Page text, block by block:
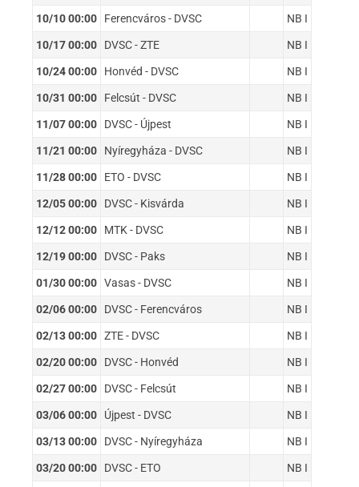
10/10 00:00 Ferencváros - DVSC NB I
10/17 00:00 DVSC - ZTE NB I
10/24 00:00 Honvéd - DVSC NB I
10/31 00:00 Felcsút - DVSC NB I
11/07 00:00 DVSC - Újpest NB I
11/21 00:00 Nyíregyháza - DVSC NB I
11/28 00:00 ETO - DVSC NB I
12/05 00:00 DVSC - Kisvárda NB I
12/12 00:00 MTK - DVSC NB I
12/19 00:00 DVSC - Paks NB I
01/30 00:00 Vasas - DVSC NB I
02/06 00:00 DVSC - Ferencváros NB I
02/13 00:00 ZTE - DVSC NB I
02/20 00:00 DVSC - Honvéd NB I
02/27 00:00 DVSC - Felcsút NB I
03/06 00:00 Újpest - DVSC NB I
03/13 00:00 DVSC - Nyíregyháza NB I
03/20 00:00 DVSC - ETO NB I